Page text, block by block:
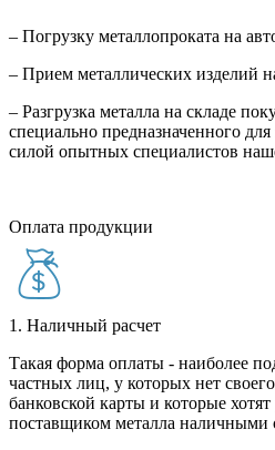
– Погрузку металлопроката на
– Прием металлических изделий
– Разгрузка металла на складе
специально предназначенного
силой опытных специалистов
Оплата продукции
1. Наличный расчет
Такая форма оплаты - наиболее
частных лиц, у которых нет
банковской карты и которые хотят
поставщиком металла наличными